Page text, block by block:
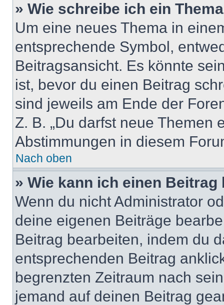
» Wie schreibe ich ein
Um eine neues Thema in
entsprechende Symbol,
Beitragsansicht. Es könnte
ist, bevor du einen Beitrag
sind jeweils am Ende der
Z. B. „Du darfst neue Themen
Abstimmungen in diesem
Nach oben
» Wie kann ich einen
Wenn du nicht Administrator
deine eigenen Beiträge
Beitrag bearbeiten, indem du
entsprechenden Beitrag
begrenzten Zeitraum nach
jemand auf deinen Beitrag